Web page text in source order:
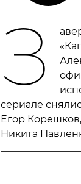
З
сериале
Егор
Никита